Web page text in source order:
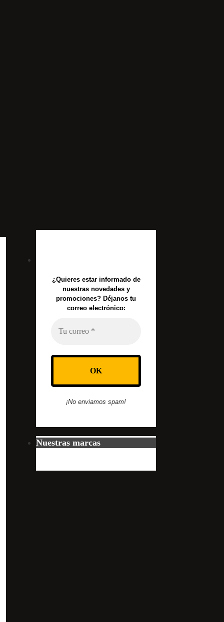
¿Quieres estar informado de
nuestras novedades y
promociones? Déjanos tu
correo electrónico:
¡No enviamos spam!
Nuestras marcas